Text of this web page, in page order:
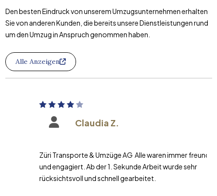
Den besten Eindruck von unserem Umzugsunternehmen erhalten
Sie von anderen Kunden, die bereits unsere Dienstleistungen rund
um den Umzug in Anspruch genommen haben.
Alle Anzeigen
Claudia Z.
Züri Transporte & Umzüge AG Alle waren immer freundlich
und engagiert. Ab der 1. Sekunde Arbeit wurde sehr
rücksichtsvoll und schnell gearbeitet.